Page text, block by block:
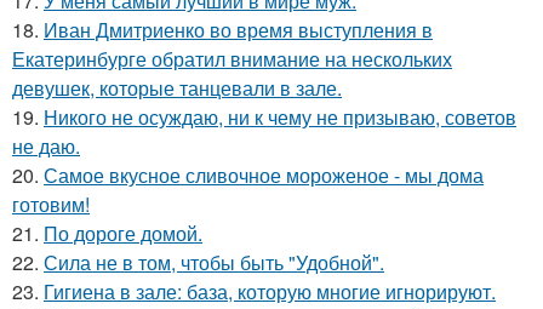
18. Иван Дмитриенко во время выступления в
Екатеринбурге обратил внимание на нескольких
девушек, которые танцевали в зале.
19. Никого не осуждаю, ни к чему не призываю, советов
не даю.
20. Самое вкусное сливочное мороженое - мы дома
готовим!
21. По дороге домой.
22. Сила не в том, чтобы быть "Удобной".
23. Гигиена в зале: база, которую многие игнорируют.